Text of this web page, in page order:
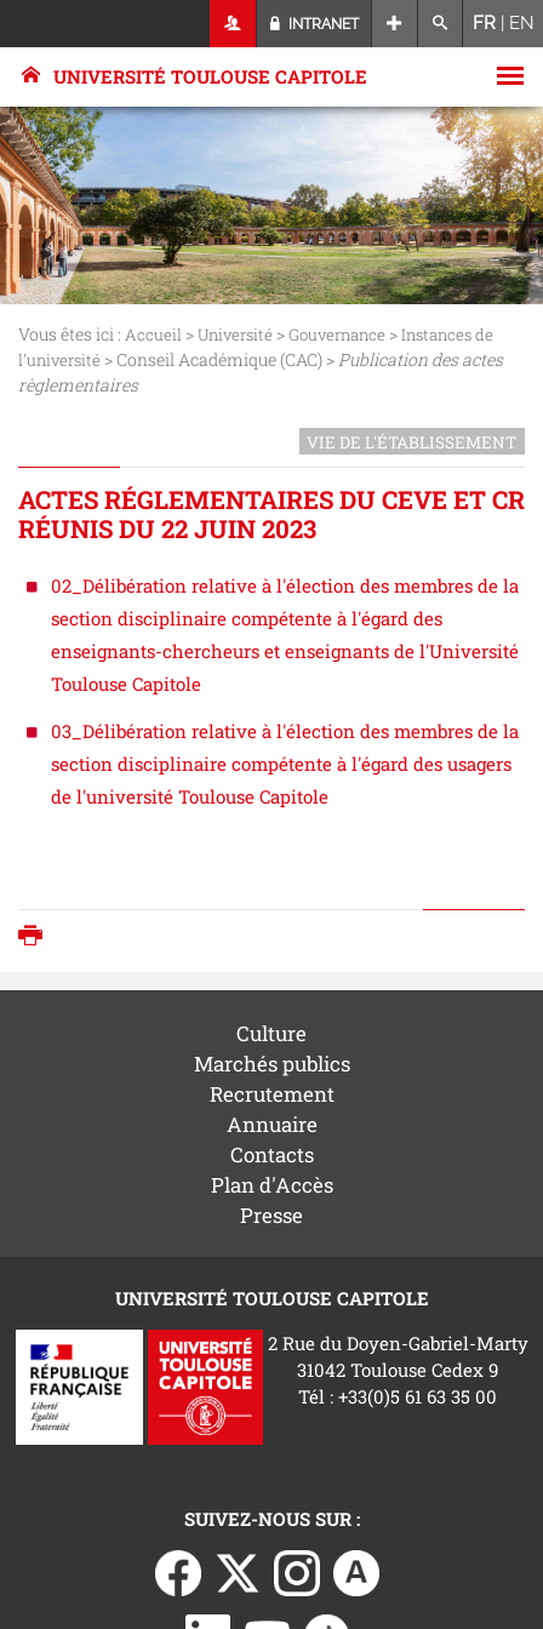
INTRANET FR | EN
UNIVERSITÉ TOULOUSE CAPITOLE
Vous êtes ici : Accueil >Université >Gouvernance >Instances de
l'université > Conseil Académique (CAC) >Publication des actes
règlementaires
VIE DE L'ÉTABLISSEMENT
ACTES RÉGLEMENTAIRES DU CEVE ET CR
RÉUNIS DU 22 JUIN 2023
02_Délibération relative à l'élection des membres de la
section disciplinaire compétente à l'égard des
enseignants-chercheurs et enseignants de l'Université
Toulouse Capitole
03_Délibération relative à l'élection des membres de la
section disciplinaire compétente à l'égard des usagers
de l'université Toulouse Capitole
Culture
Marchés publics
Recrutement
Annuaire
Contacts
Plan d'Accès
Presse
UNIVERSITÉ TOULOUSE CAPITOLE
2 Rue du Doyen-Gabriel-Marty
31042 Toulouse Cedex 9
Tél : +33(0)5 61 63 35 00
SUIVEZ-NOUS SUR :